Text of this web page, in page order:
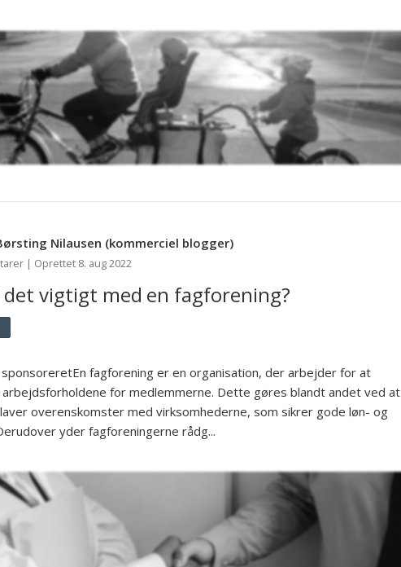
Nilausen (kommerciel blogger)
| Oprettet 8. aug 2022
vigtigt med en fagforening?
fagforening er en organisation, der arbejder for at
for medlemmerne. Dette gøres blandt andet ved at
overenskomster med virksomhederne, som sikrer gode løn- og
yder fagforeningerne rådg...